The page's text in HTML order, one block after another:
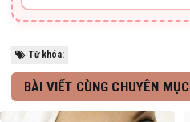
Từ khóa:
BÀI VIẾT CÙNG CHUYÊN MỤC